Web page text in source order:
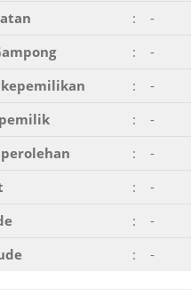
:
-
:
-
:
-
:
-
:
-
:
-
:
-
: -